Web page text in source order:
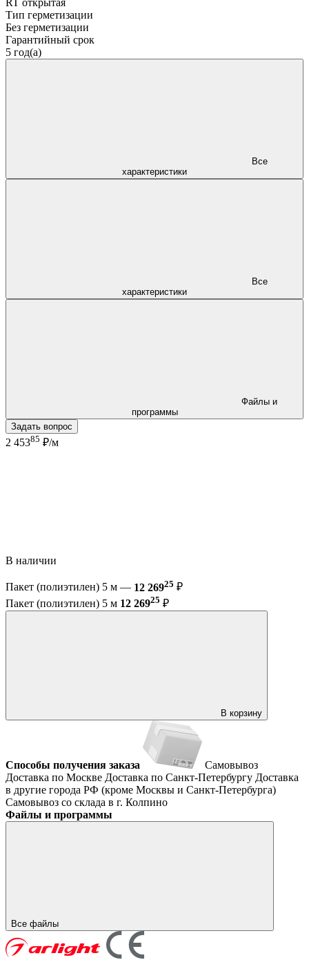
Тип герметизации
Без герметизации
Гарантийный срок
5 год(а)
характеристики
характеристики
программы
Задать вопрос
2 45385 ₽/м
В наличии
Пакет (полиэтилен) 5 м — 12 26925 ₽
Пакет (полиэтилен) 5 м 12 26925 ₽
В корзину
Способы получения заказа
Самовывоз
Доставка по Москве Доставка по Санкт-Петербургу Доставка
в другие города РФ (кроме Москвы и Санкт-Петербурга)
Самовывоз со склада в г. Колпино
Файлы и программы
Все файлы